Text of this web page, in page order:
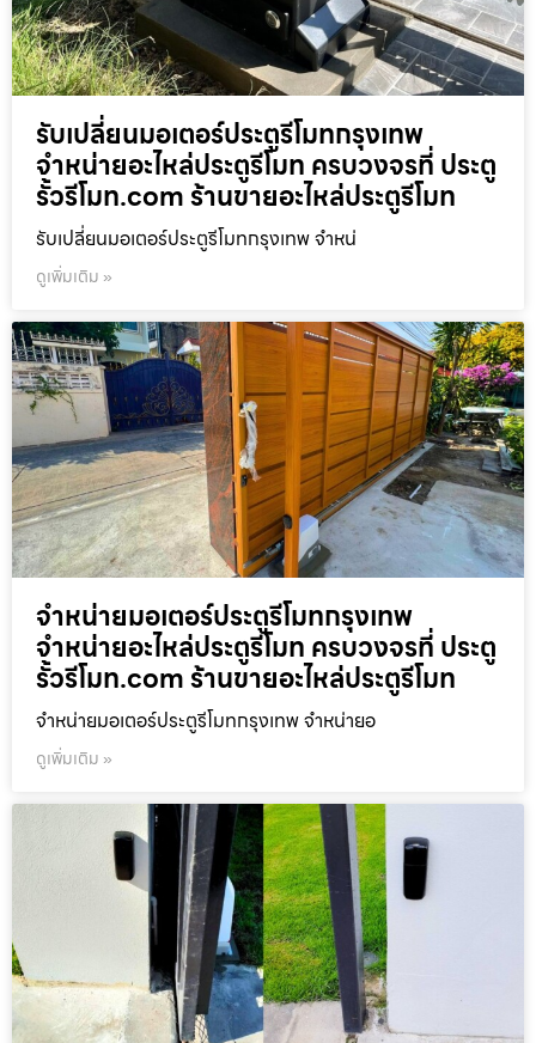
รับเปลี่ยนมอเตอร์ประตูรีโมทกรุงเทพ
จำหน่ายอะไหล่ประตูรีโมท ครบวงจรที่ ประตู
รั้วรีโมท.com ร้านขายอะไหล่ประตูรีโมท
รับเปลี่ยนมอเตอร์ประตูรีโมทกรุงเทพ จำหน่
ดูเพิ่มเติม »
จำหน่ายมอเตอร์ประตูรีโมทกรุงเทพ
จำหน่ายอะไหล่ประตูรีโมท ครบวงจรที่ ประตู
รั้วรีโมท.com ร้านขายอะไหล่ประตูรีโมท
จำหน่ายมอเตอร์ประตูรีโมทกรุงเทพ จำหน่ายอ
ดูเพิ่มเติม »